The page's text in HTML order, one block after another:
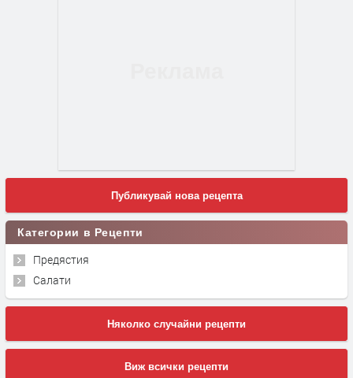
Публикувай нова рецепта
Категории в Рецепти
Предястия
Салати
Няколко случайни рецепти
Виж всички рецепти